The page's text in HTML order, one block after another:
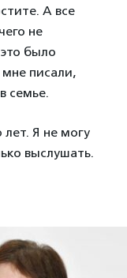
А все
не
было
писали,
семье.
Я не могу
выслушать.